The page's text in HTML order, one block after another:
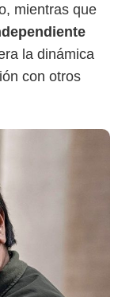
mientras que
la dinámica
con otros